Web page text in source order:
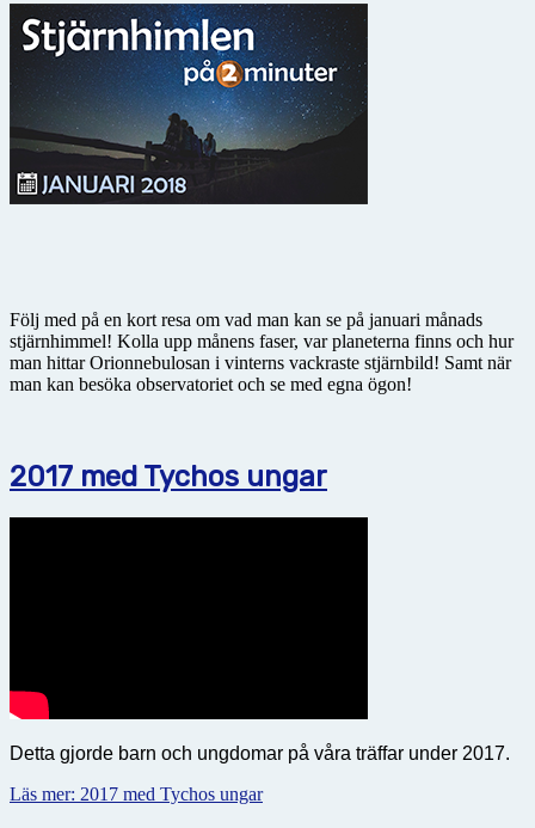
Följ med på en kort resa om vad man kan se på januari månads
stjärnhimmel! Kolla upp månens faser, var planeterna finns och hur
man hittar Orionnebulosan i vinterns vackraste stjärnbild! Samt när
man kan besöka observatoriet och se med egna ögon!
2017 med Tychos ungar
Detta gjorde barn och ungdomar på våra träffar under 2017.
Läs mer: 2017 med Tychos ungar